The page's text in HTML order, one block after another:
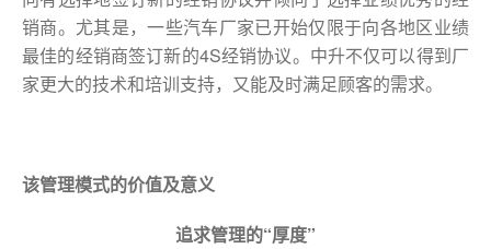
销商。尤其是，一些汽车厂家已开始仅限于向各地区业绩
最佳的经销商签订新的4S经销协议。中升不仅可以得到厂
家更大的技术和培训支持，又能及时满足顾客的需求。
该管理模式的价值及意义
追求管理的“厚度”